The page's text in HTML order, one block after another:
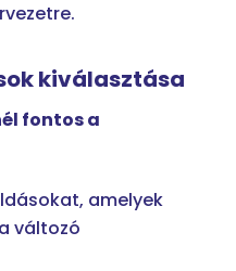
kiválasztása
fontos a
amelyek
változó